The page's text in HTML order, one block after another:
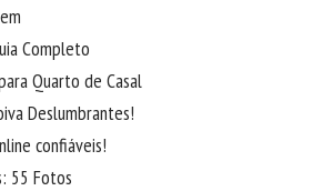
Completo
Quarto de Casal
Deslumbrantes!
confiáveis!
55 Fotos